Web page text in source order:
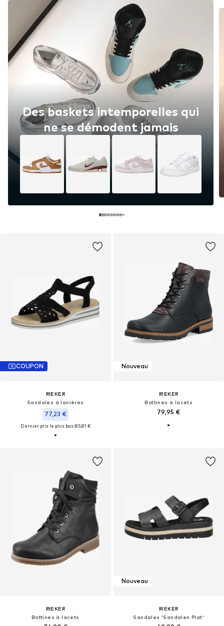
Des baskets intemporelles qui
ne se démodent jamais
COUPON
RIEKER
Sandales à lanières
77,23 €
Dernier prix le plus bas :85,81 €
Nouveau
RIEKER
Bottines à lacets
79,95 €
RIEKER
Bottines à lacets
Nouveau
RIEKER
Sandales 'Sandalen Plat'